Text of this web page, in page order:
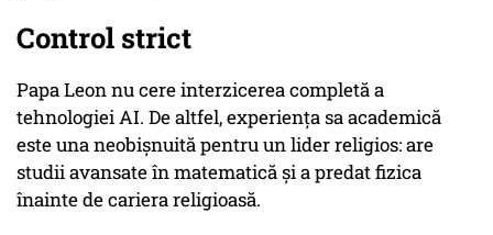
Control strict
Papa Leon nu cere interzicerea completă a
tehnologiei AI. De altfel, experiența sa academică
este una neobișnuită pentru un lider religios: are
studii avansate în matematică și a predat fizica
înainte de cariera religioasă.